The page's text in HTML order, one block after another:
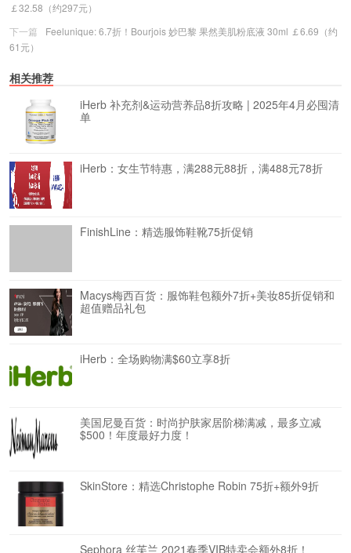
￡32.58（约297元）
下一篇
Feelunique: 6.7折！Bourjois 妙巴黎 果然美肌粉底液 30ml ￡6.69（约
61元）
相关推荐
iHerb 补充剂&运动营养品8折攻略 | 2025年4月必囤清
单
iHerb：女生节特惠，满288元88折，满488元78折
FinishLine：精选服饰鞋靴75折促销
Macys梅西百货：服饰鞋包额外7折+美妆85折促销和
超值赠品礼包
iHerb：全场购物满$60立享8折
美国尼曼百货：时尚护肤家居阶梯满减，最多立减
$500！年度最好力度！
SkinStore：精选Christophe Robin 75折+额外9折
Sephora 丝芙兰 2021春季VIB特卖会额外8折！